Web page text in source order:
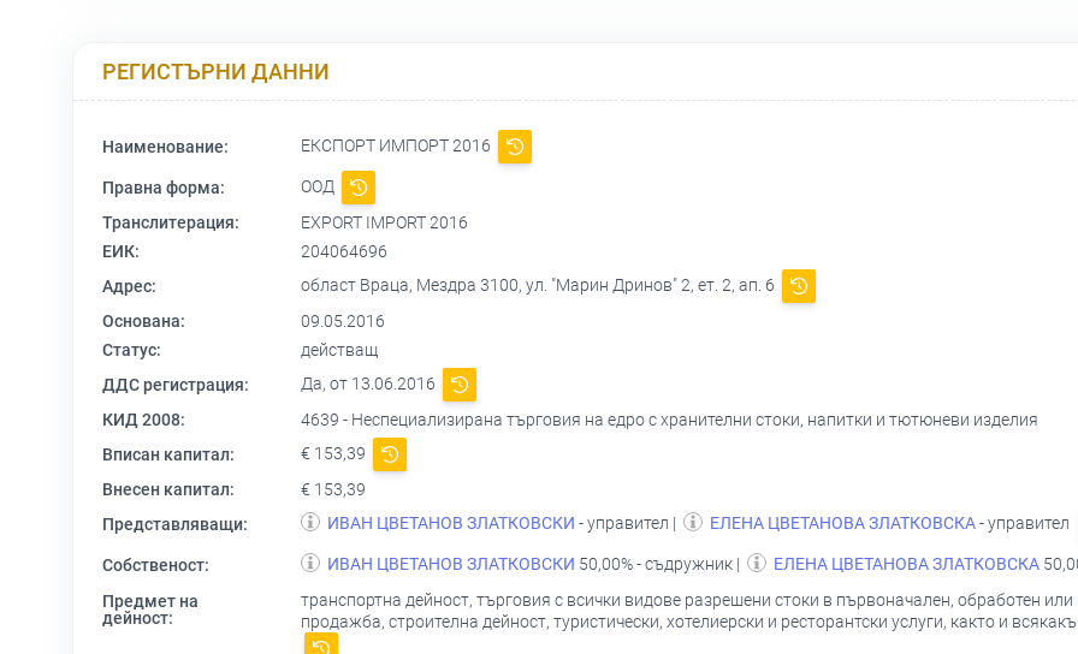
РЕГИСТЪРНИ ДАННИ
Наименование: ЕКСПОРТ ИМПОРТ 2016
Правна форма:
ООД
Транслитерация:
EXPORT IMPORT 2016
ЕИК:
204064696
Адрес:
област Враца, Мездра 3100, ул. "Марин Дринов" 2, ет. 2, ап. 6
Основана:
09.05.2016
Статус:
действащ
ДДС регистрация:
Да, от 13.06.2016
КИД 2008:
4639 - Неспециализирана търговия на едро с хранителни стоки, напитки и тютюневи изделия
Вписан капитал:
€ 153,39
Внесен капитал:
€ 153,39
Представляващи:
ИВАН ЦВЕТАНОВ ЗЛАТКОВСКИ - управител | ЕЛЕНА ЦВЕТАНОВА ЗЛАТКОВСКА- управител
Собственост: ИВАН ЦВЕТАНОВ ЗЛАТКОВСКИ 50,00% - съдружник | ЕЛЕНА ЦВЕТАНОВА ЗЛАТКОВСКА
Предмет на
дейност:
транспортна дейност, търговия с всички видове разрешени стоки в първоначален, обработен
продажба, строителна дейност, туристически, хотелиерски и ресторантски услуги, както и